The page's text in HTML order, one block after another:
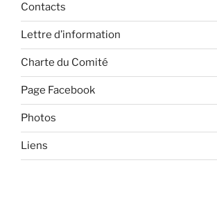
Contacts
Lettre d’information
Charte du Comité
Page Facebook
Photos
Liens